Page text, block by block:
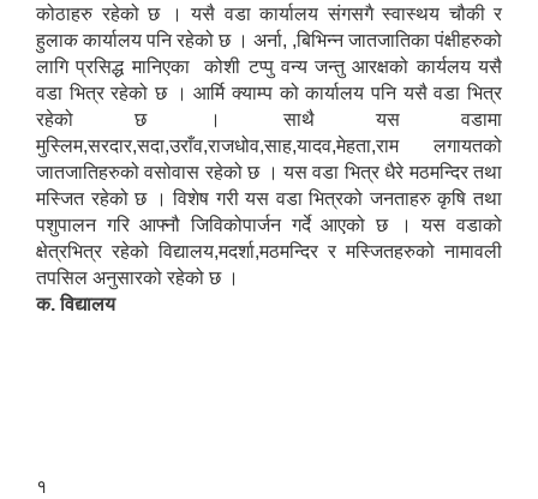
कोठाहरु रहेको छ । यसै वडा कार्यालय संगसगै स्वास्थय चौकी र
हुलाक कार्यालय पनि रहेको छ । अर्ना, ,बिभिन्न जातजातिका पंक्षीहरुको
लागि प्रसिद्ध मानिएका कोशी टप्पु वन्य जन्तु आरक्षको कार्यलय यसै
वडा भित्र रहेको छ । आर्मि क्याम्प को कार्यालय पनि यसै वडा भित्र
रहेको छ । साथै यस वडामा
मुस्लिम,सरदार,सदा,उराँव,राजधोव,साह,यादव,मेहता,राम लगायतको
जातजातिहरुको वसोवास रहेको छ । यस वडा भित्र धैरे मठमन्दिर तथा
मस्जित रहेको छ । विशेष गरी यस वडा भित्रको जनताहरु कृषि तथा
पशुपालन गरि आफ्नौ जिविकोपार्जन गर्दे आएको छ । यस वडाको
क्षेत्रभित्र रहेको विद्यालय,मदर्शा,मठमन्दिर र मस्जितहरुको नामावली
तपसिल अनुसारको रहेको छ ।
क. विद्यालय
१